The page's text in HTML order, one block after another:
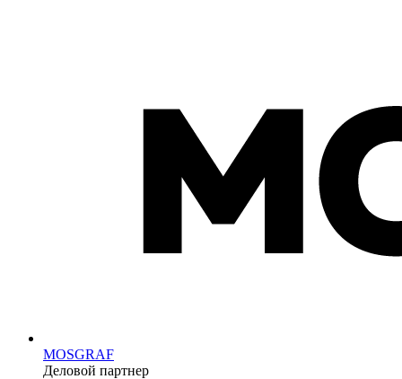
MOSGRAF
Деловой партнер